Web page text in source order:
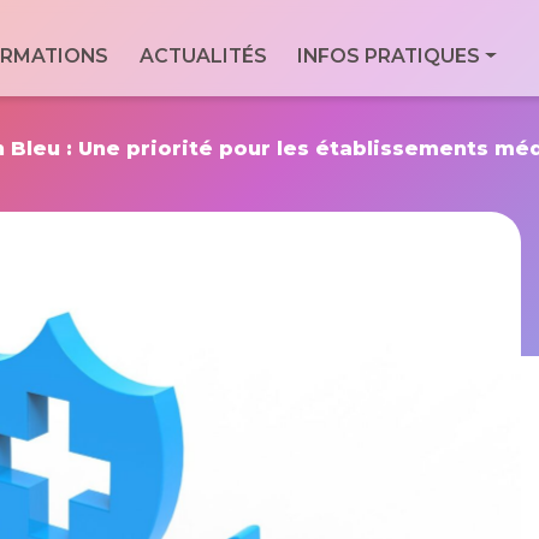
du
9
ACTUALITÉS INFOS PRATIQUES
Bleu : Une priorité pour les établissements